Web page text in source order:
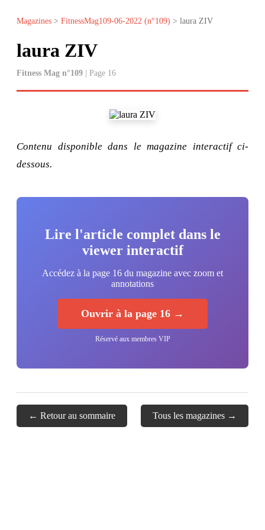
Magazines > FitnessMag109-06-2022 (n°109) > laura ZIV
laura ZIV
Fitness Mag n°109 | Page 16
Contenu disponible dans le magazine interactif ci-
dessous.
Lire l'article complet dans le
viewer interactif
Accédez à la page 16 du magazine avec zoom et
annotations
Ouvrir à la page 16 →
Réservé aux membres VIP
← Retour au sommaire Tous les magazines →